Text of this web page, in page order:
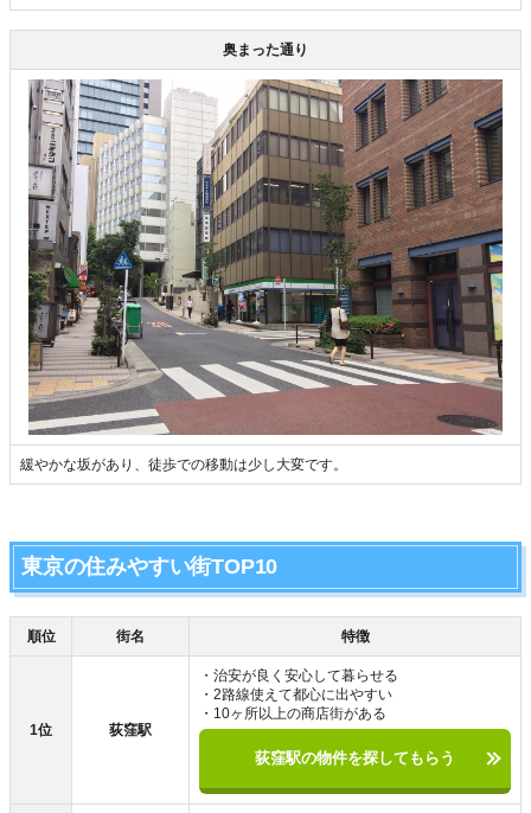
奥まった通り
緩やかな坂があり、徒歩での移動は少し大変です。
東京の住みやすい街TOP10
順位 街名 特徴
1位 荻窪駅
・治安が良く安心して暮らせる
・2路線使えて都心に出やすい
・10ヶ所以上の商店街がある
荻窪駅の物件を探してもらう